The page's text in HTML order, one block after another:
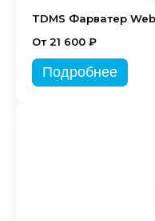
TDMS Фарватер Web
От 21 600 ₽
Подробнее